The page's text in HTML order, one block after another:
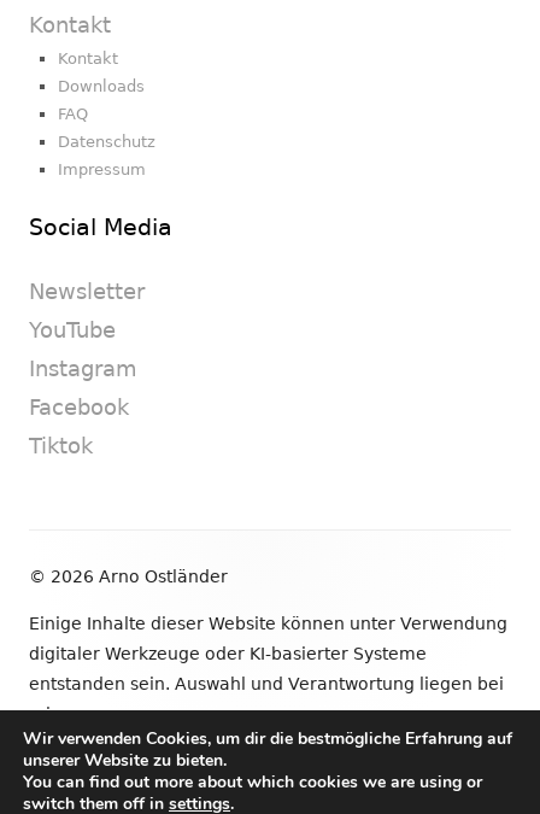
Kontakt
Kontakt
Downloads
FAQ
Datenschutz
Impressum
Social Media
Newsletter
YouTube
Instagram
Facebook
Tiktok
© 2026 Arno Ostländer
Einige Inhalte dieser Website können unter Verwendung
digitaler Werkzeuge oder KI-basierter Systeme
entstanden sein. Auswahl und Verantwortung liegen bei
mir.
•VerwendetTiny Framework
Wir verwenden Cookies, um dir die bestmögliche Erfahrung auf
unserer Website zu bieten.
You can find out more about which cookies we are using or
switch them off in settings.